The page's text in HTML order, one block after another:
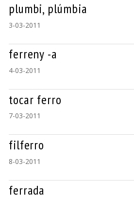
plumbi, plúmbia
3-03-2011
ferreny -a
4-03-2011
tocar ferro
7-03-2011
filferro
8-03-2011
ferrada